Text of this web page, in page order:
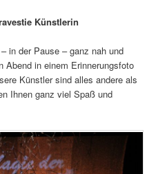
Künstlerin
in der Pause – ganz nah und
Abend in einem Erinnerungsfoto
Künstler sind alles andere als
Ihnen ganz viel Spaß und